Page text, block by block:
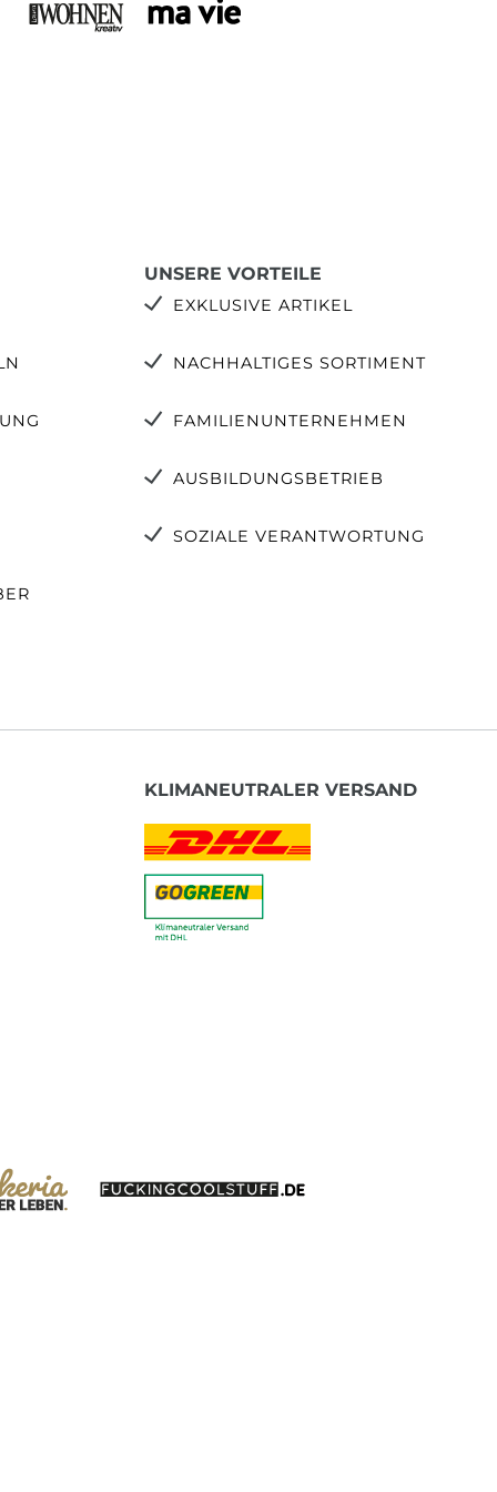
UNSERE VORTEILE
EXKLUSIVE ARTIKEL
NACHHALTIGES SORTIMENT
FAMILIENUNTERNEHMEN
AUSBILDUNGSBETRIEB
SOZIALE VERANTWORTUNG
KLIMANEUTRALER VERSAND